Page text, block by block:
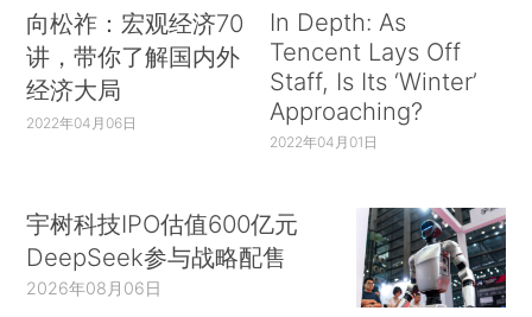
向松祚：宏观经济70
讲，带你了解国内外
经济大局
2022年04月06日
In Depth: As
Tencent Lays Off
Staff, Is Its ‘Winter’
Approaching?
2022年04月01日
宇树科技IPO估值600亿元
DeepSeek参与战略配售
2026年08月06日